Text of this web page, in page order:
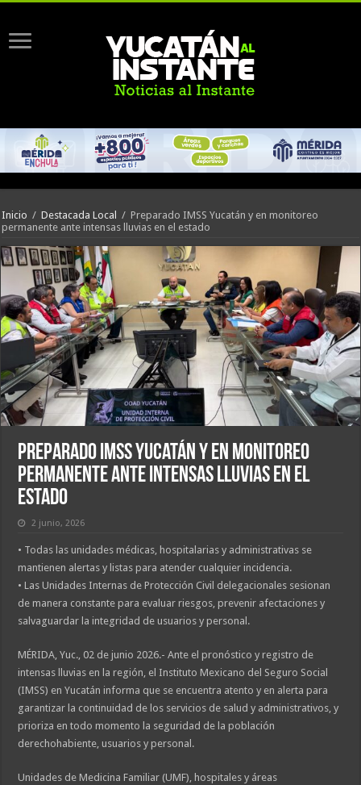
Inicio / Destacada Local / Preparado IMSS Yucatán y en monitoreo
permanente ante intensas lluvias en el estado
Preparado IMSS Yucatán y en monitoreo
permanente ante intensas lluvias en el
estado
2 junio, 2026
• Todas las unidades médicas, hospitalarias y administrativas se
mantienen alertas y listas para atender cualquier incidencia.
• Las Unidades Internas de Protección Civil delegacionales sesionan
de manera constante para evaluar riesgos, prevenir afectaciones y
salvaguardar la integridad de usuarios y personal.
MÉRIDA, Yuc., 02 de junio 2026.- Ante el pronóstico y registro de
intensas lluvias en la región, el Instituto Mexicano del Seguro Social
(IMSS) en Yucatán informa que se encuentra atento y en alerta para
garantizar la continuidad de los servicios de salud y administrativos, y
prioriza en todo momento la seguridad de la población
derechohabiente, usuarios y personal.
Unidades de Medicina Familiar (UMF), hospitales y áreas